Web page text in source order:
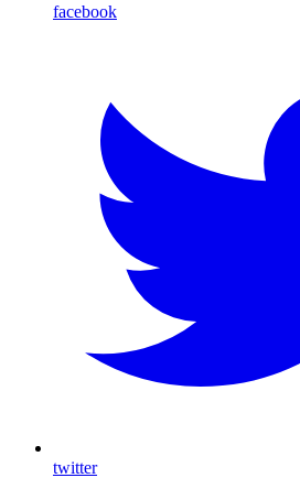
facebook
twitter